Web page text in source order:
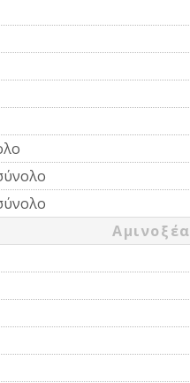
Αμινοξέα